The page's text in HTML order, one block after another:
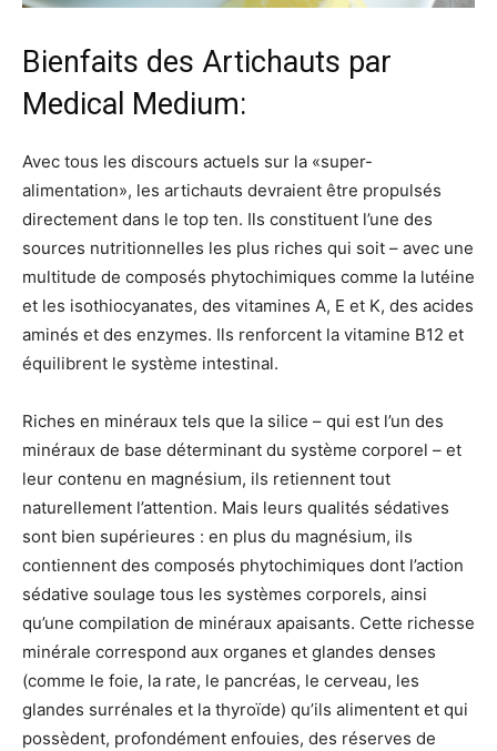
Bienfaits des Artichauts par
Medical Medium:
Avec tous les discours actuels sur la «super-
alimentation», les artichauts devraient être propulsés
directement dans le top ten. Ils constituent l’une des
sources nutritionnelles les plus riches qui soit – avec une
multitude de composés phytochimiques comme la lutéine
et les isothiocyanates, des vitamines A, E et K, des acides
aminés et des enzymes. Ils renforcent la vitamine B12 et
équilibrent le système intestinal.
Riches en minéraux tels que la silice – qui est l’un des
minéraux de base déterminant du système corporel – et
leur contenu en magnésium, ils retiennent tout
naturellement l’attention. Mais leurs qualités sédatives
sont bien supérieures : en plus du magnésium, ils
contiennent des composés phytochimiques dont l’action
sédative soulage tous les systèmes corporels, ainsi
qu’une compilation de minéraux apaisants. Cette richesse
minérale correspond aux organes et glandes denses
(comme le foie, la rate, le pancréas, le cerveau, les
glandes surrénales et la thyroïde) qu’ils alimentent et qui
possèdent, profondément enfouies, des réserves de